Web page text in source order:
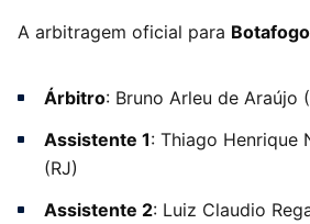
A arbitragem oficial para
Árbitro: Bruno Arleu de Araújo
Assistente 1: Thiago Henrique
(RJ)
Assistente 2: Luiz Claudio